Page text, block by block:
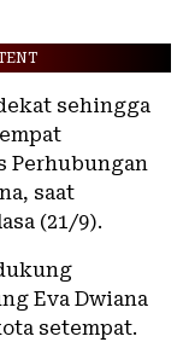
sehingga
Perhubungan
saat
(21/9).
Eva Dwiana
setempat.